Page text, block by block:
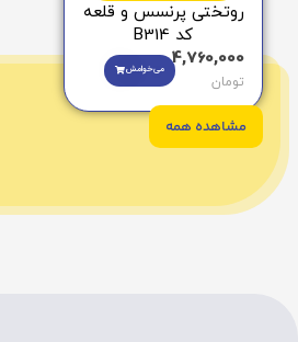
روتختی پرنسس و قلعه
کد B314
4,760,000
تومان
می‌خوامش
مشاهده همه